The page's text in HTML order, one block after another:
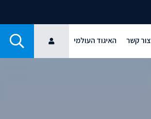
צור קשר האיגוד העולמי